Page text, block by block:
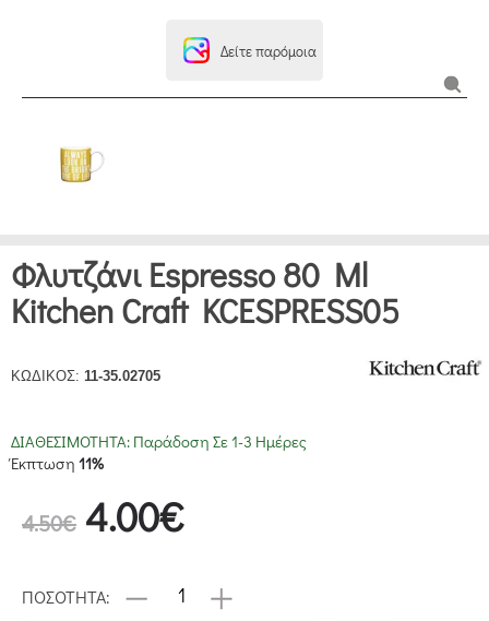
Δείτε παρόμοια
Φλυτζάνι Espresso 80 Ml
Kitchen Craft KCESPRESS05
ΚΩΔΙΚΟΣ: 11-35.02705
ΔΙΑΘΕΣΙΜΟΤΗΤΑ: Παράδοση Σε 1-3 Ημέρες
Έκπτωση 11%
4.50€ 4.00€
ΠΟΣΟΤΗΤΑ: